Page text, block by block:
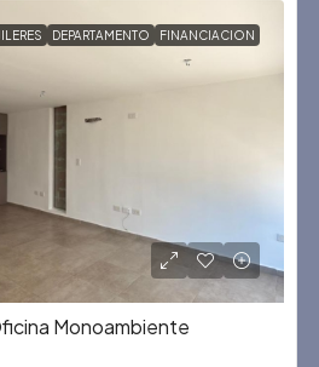
DEPARTAMENTO FINANCIACION
Monoambiente